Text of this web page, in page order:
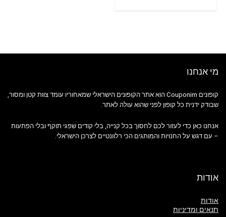
מי אנחנו
קופונים Couponim הוא אתר הקופונים הישראלי שמאחוריו עומד צוות קטן ומסור,
שבודק ידנית כל קופון לפני שהוא עולה לאתר.
אנחנו כאן כדי לעזור לכם לחסוך בכל קנייה, בלי קודים שפגי תוקף ובלי הפתעות
– עם דגש על החנויות והמותגים הכי רלוונטיים לצרכן הישראלי.
אודות
אודות
תנאים ומדיניות